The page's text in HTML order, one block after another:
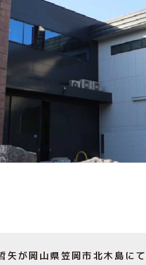
矢が岡山県笠岡市北木島に